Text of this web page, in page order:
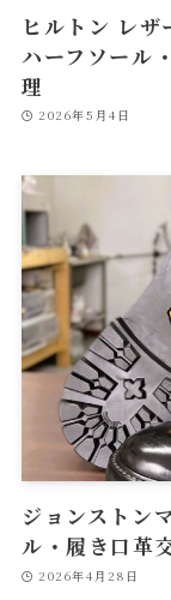
ヒルトン レザ
ハーフソール
理
2026年5月4日
ジョンストン
ル・履き口革
2026年4月28日